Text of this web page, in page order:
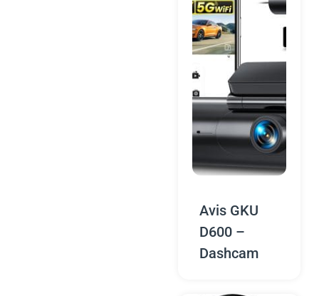
Avis GKU
D600 –
Dashcam